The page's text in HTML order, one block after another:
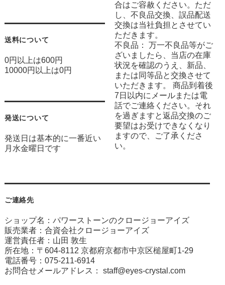
送料について
0円以上は600円
10000円以上は0円
発送について
発送日は基本的に一番近い
月水金曜日です
合はご容赦ください。ただ
し、不良品交換、誤品配送
交換は当社負担とさせてい
ただきます。
不良品： 万一不良品等がご
ざいましたら、当店の在庫
状況を確認のうえ、新品、
または同等品と交換させて
いただきます。 商品到着後
7日以内にメールまたは電
話でご連絡ください。それ
を過ぎますと返品交換のご
要望はお受けできなくなり
ますので、ご了承くださ
い。
ご連絡先
ショップ名：パワーストーンのクロージョーアイズ
販売業者：合資会社クロージョーアイズ
運営責任者：山田 敦生
所在地：〒604-8112 京都府京都市中京区槌屋町1-29
電話番号：075-211-6914
お問合せメールアドレス： staff@eyes-crystal.com